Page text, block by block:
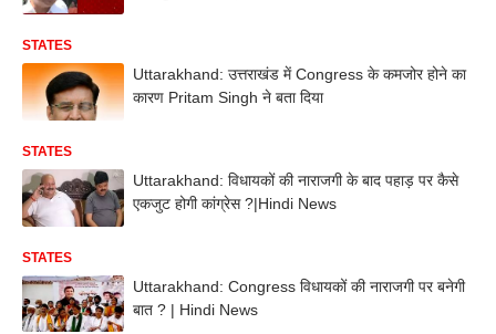
STATES
Uttarakhand: उत्तराखंड में Congress के कमजोर होने का
कारण Pritam Singh ने बता दिया
STATES
Uttarakhand: विधायकों की नाराजगी के बाद पहाड़ पर कैसे
एकजुट होगी कांग्रेस ?|Hindi News
STATES
Uttarakhand: Congress विधायकों की नाराजगी पर बनेगी
बात ? | Hindi News